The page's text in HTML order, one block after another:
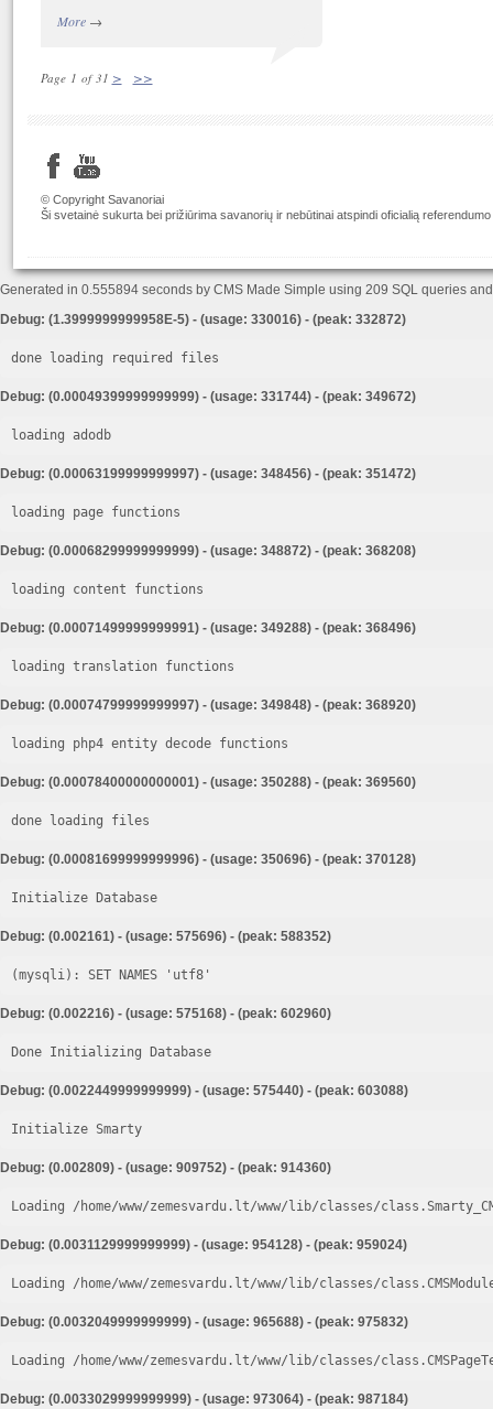
More→
Page 1 of 31 > >>
© Copyright Savanoriai
Ši svetainė sukurta bei prižiūrima savanorių ir nebūtinai atspindi oficialią
Generated in 0.555894 seconds by CMS Made Simple using 209 SQL queries
Debug: (1.3999999999958E-5) - (usage: 330016) - (peak: 332872)
done loading required files
Debug: (0.00049399999999999) - (usage: 331744) - (peak: 349672)
loading adodb
Debug: (0.00063199999999997) - (usage: 348456) - (peak: 351472)
loading page functions
Debug: (0.00068299999999999) - (usage: 348872) - (peak: 368208)
loading content functions
Debug: (0.00071499999999991) - (usage: 349288) - (peak: 368496)
loading translation functions
Debug: (0.00074799999999997) - (usage: 349848) - (peak: 368920)
loading php4 entity decode functions
Debug: (0.00078400000000001) - (usage: 350288) - (peak: 369560)
done loading files
Debug: (0.00081699999999996) - (usage: 350696) - (peak: 370128)
Initialize Database
Debug: (0.002161) - (usage: 575696) - (peak: 588352)
Debug: (0.002216) - (usage: 575168) - (peak: 602960)
Done Initializing Database
Debug: (0.0022449999999999) - (usage: 575440) - (peak: 603088)
Initialize Smarty
Debug: (0.002809) - (usage: 909752) - (peak: 914360)
Loading /home/www/zemesvardu.lt/www/lib/classes/
Debug: (0.0031129999999999) - (usage: 954128) - (peak: 959024)
Loading /home/www/zemesvardu.lt/www/lib/classes/
Debug: (0.0032049999999999) - (usage: 965688) - (peak: 975832)
Loading /home/www/zemesvardu.lt/www/lib/classes/
Debug: (0.0033029999999999) - (usage: 973064) - (peak: 987184)